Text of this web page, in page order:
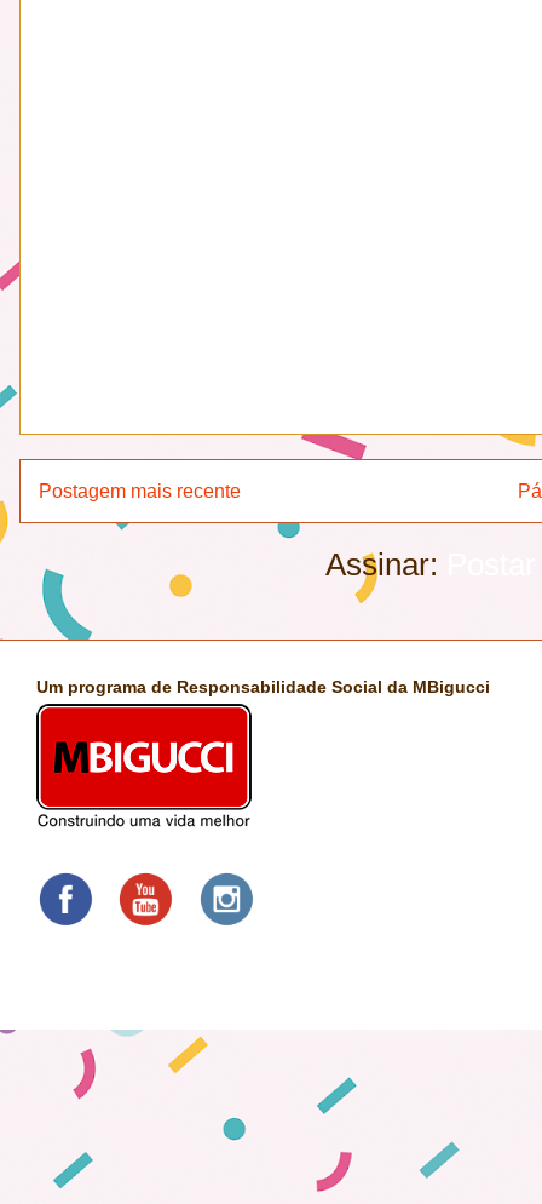
Postagem mais recente
Assinar:
Um programa de Responsabilidade Social da MBigucci